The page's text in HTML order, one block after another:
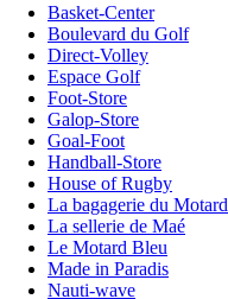
Basket-Center
Boulevard du Golf
Direct-Volley
Espace Golf
Foot-Store
Galop-Store
Goal-Foot
Handball-Store
House of Rugby
La bagagerie du Motard
La sellerie de Maé
Le Motard Bleu
Made in Paradis
Nauti-wave